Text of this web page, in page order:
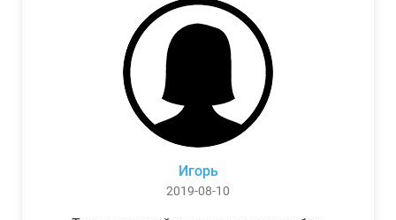
Игорь
2019-08-10